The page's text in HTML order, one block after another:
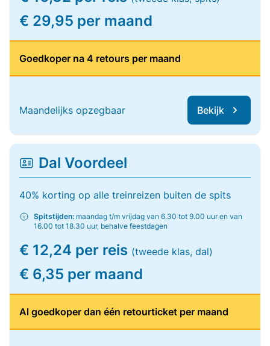
€ 29,95 per maand
Goedkoper na 4 retours per maand
Maandelijks opzegbaar Bekijk
Dal Voordeel
40% korting op alle treinreizen buiten de spits
Spitstijden: maandag t/m vrijdag van 6.30 tot 9.00 uur en van
16.00 tot 18.30 uur, behalve feestdagen
€ 12,24 per reis (tweede klas, dal)
€ 6,35 per maand
Al goedkoper dan één retourticket per maand